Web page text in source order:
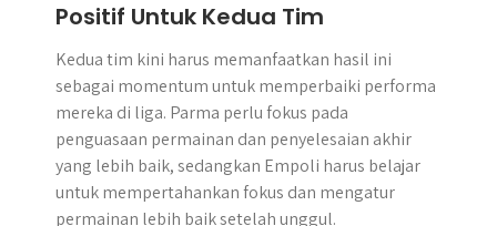
Positif Untuk Kedua Tim
Kedua tim kini harus memanfaatkan hasil ini
sebagai momentum untuk memperbaiki performa
mereka di liga. Parma perlu fokus pada
penguasaan permainan dan penyelesaian akhir
yang lebih baik, sedangkan Empoli harus belajar
untuk mempertahankan fokus dan mengatur
permainan lebih baik setelah unggul.